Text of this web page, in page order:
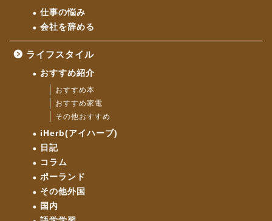
仕事の悩み
会社を辞める
ライフスタイル
おすすめ紹介
おすすめ本
おすすめ家電
その他おすすめ
iHerb(アイハーブ)
日記
コラム
ポーランド
その他外国
国内